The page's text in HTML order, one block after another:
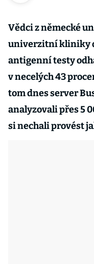
Vědci z německé
univerzitní kliniky
antigenní testy
v necelých 43
tom dnes server
analyzovali přes 5
si nechali provést